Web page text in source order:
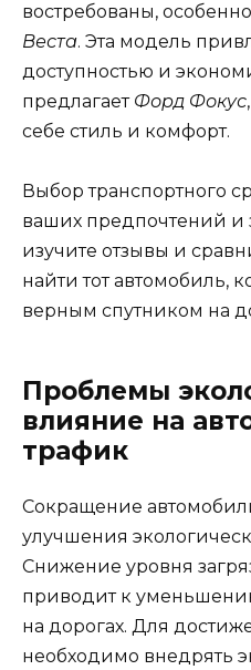
востребованы, особенно
Веста. Эта модель
доступностью и
предлагает Форд Фокус
себе стиль и комфорт.
Выбор транспортного
ваших предпочтений и
изучите отзывы и
найти тот автомобиль,
верным спутником на
Проблемы
влияние на
трафик
Сокращение
улучшения
Снижение уровня
приводит к
на дорогах. Для
необходимо внедрять